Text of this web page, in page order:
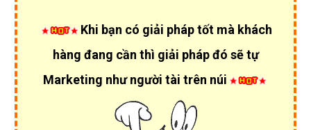
Khi bạn có giải pháp tốt mà khách
hàng đang cần thì giải pháp đó sẽ tự
Marketing như người tài trên núi